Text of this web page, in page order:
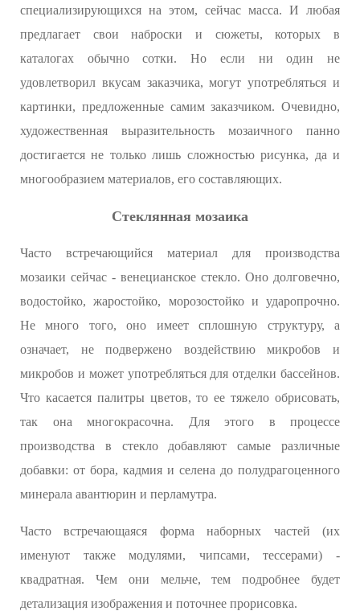
специализирующихся на этом, сейчас масса. И любая
предлагает свои наброски и сюжеты, которых в
каталогах обычно сотки. Но если ни один не
удовлетворил вкусам заказчика, могут употребляться и
картинки, предложенные самим заказчиком. Очевидно,
художественная выразительность мозаичного панно
достигается не только лишь сложностью рисунка, да и
многообразием материалов, его составляющих.
Стеклянная мозаика
Часто встречающийся материал для производства
мозаики сейчас - венецианское стекло. Оно долговечно,
водостойко, жаростойко, морозостойко и ударопрочно.
Не много того, оно имеет сплошную структуру, а
означает, не подвержено воздействию микробов и
микробов и может употребляться для отделки бассейнов.
Что касается палитры цветов, то ее тяжело обрисовать,
так она многокрасочна. Для этого в процессе
производства в стекло добавляют самые различные
добавки: от бора, кадмия и селена до полудрагоценного
минерала авантюрин и перламутра.
Часто встречающаяся форма наборных частей (их
именуют также модулями, чипсами, тессерами) -
квадратная. Чем они мельче, тем подробнее будет
детализация изображения и поточнее прорисовка.